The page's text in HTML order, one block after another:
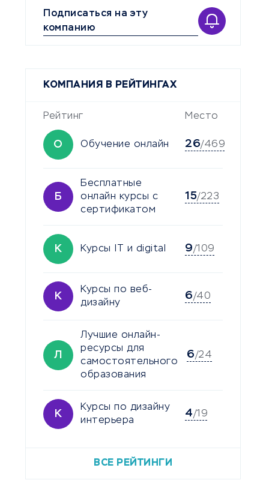
Подписаться на эту
компанию
КОМПАНИЯ В РЕЙТИНГАХ
Рейтинг Место
О Обучение онлайн 26/469
Б
Бесплатные
онлайн курсы с
сертификатом
15/223
К Курсы IT и digital 9/109
К
Курсы по веб-
дизайну
6/40
Л
Лучшие онлайн-
ресурсы для
самостоятельного
образования
6/24
К
Курсы по дизайну
интерьера
4/19
ВСЕ РЕЙТИНГИ